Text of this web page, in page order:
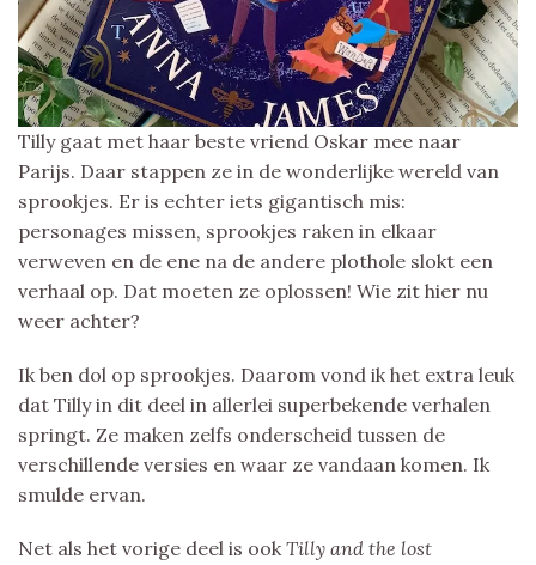
Tilly gaat met haar beste vriend Oskar mee naar
Parijs. Daar stappen ze in de wonderlijke wereld van
sprookjes. Er is echter iets gigantisch mis:
personages missen, sprookjes raken in elkaar
verweven en de ene na de andere plothole slokt een
verhaal op. Dat moeten ze oplossen! Wie zit hier nu
weer achter?
Ik ben dol op sprookjes. Daarom vond ik het extra leuk
dat Tilly in dit deel in allerlei superbekende verhalen
springt. Ze maken zelfs onderscheid tussen de
verschillende versies en waar ze vandaan komen. Ik
smulde ervan.
Net als het vorige deel is ookTilly and the lost